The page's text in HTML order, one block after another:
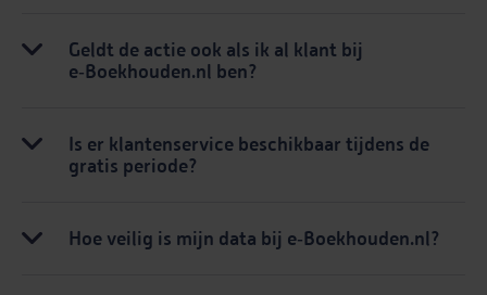
Geldt de actie ook als ik al klant bij
e‑Boekhouden.nl ben?
Is er klantenservice beschikbaar tijdens de
gratis periode?
Hoe veilig is mijn data bij e‑Boekhouden.nl?